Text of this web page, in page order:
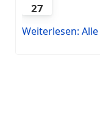
27
Weiterlesen: